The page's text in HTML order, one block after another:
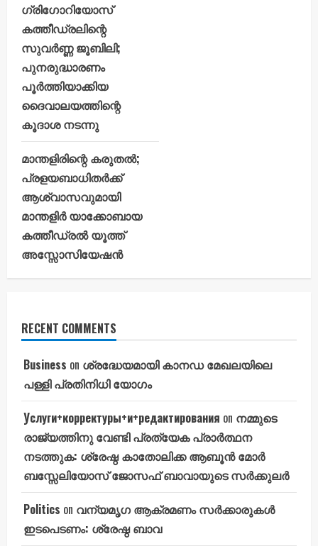
ഗ്രിഗോറിയോസ്
കത്തീഡ്രലിന്റെ
സുവർണ്ണ ജൂബിലി;
പുനരുദ്ധാരണം
പൂർത്തിയാക്കിയ
ദൈവാലയത്തിന്റെ
കൂദാശ നടന്നു
മാന്തളിരിന്റെ കരുതൽ;
പ്രളയബാധിതർക്ക്
ആശ്വാസവുമായി
മാന്തളിർ യാക്കോബായ
കത്തീഡ്രൽ യൂത്ത്
അസ്സോസിയേഷൻ
RECENT COMMENTS
Business on ശ്രദ്ധേയമായി കാനഡ മേഖലയിലെ
പള്ളി പ്രതിനിധി യോഗം
Услуги+корректуры+и+редактирования on നമ്മുടെ
രാജ്യത്തിനു വേണ്ടി പ്രത്യേക പ്രാർത്ഥന
നടത്തുക: ശ്രേഷ്ഠ കാതോലിക്ക ആബൂൻ മോർ
ബസ്സേലിയോസ് ജോസഫ് ബാവായുടെ സർക്കുലർ
Politics on വന്യമൃഗ ആക്രമണം സർക്കാരുകൾ
ഇടപെടണം: ശ്രേഷ്ഠ ബാവ